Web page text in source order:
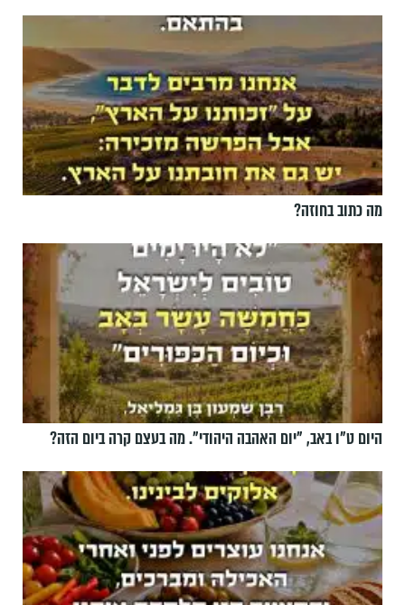
מה כתוב בחוזה?
היום ט"ו באב, ”יום האהבה היהודי". מה בעצם קרה ביום הזה?